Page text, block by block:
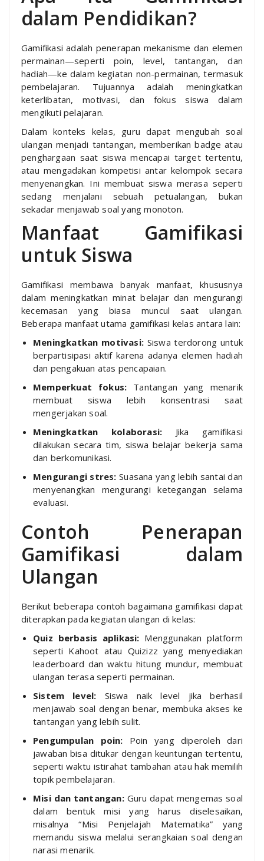
dalam Pendidikan?
Gamifikasi adalah penerapan mekanisme dan elemen
permainan—seperti poin, level, tantangan, dan
hadiah—ke dalam kegiatan non-permainan, termasuk
pembelajaran. Tujuannya adalah meningkatkan
keterlibatan, motivasi, dan fokus siswa dalam
mengikuti pelajaran.
Dalam konteks kelas, guru dapat mengubah soal
ulangan menjadi tantangan, memberikan badge atau
penghargaan saat siswa mencapai target tertentu,
atau mengadakan kompetisi antar kelompok secara
menyenangkan. Ini membuat siswa merasa seperti
sedang menjalani sebuah petualangan, bukan
sekadar menjawab soal yang monoton.
Manfaat Gamifikasi
untuk Siswa
Gamifikasi membawa banyak manfaat, khususnya
dalam meningkatkan minat belajar dan mengurangi
kecemasan yang biasa muncul saat ulangan.
Beberapa manfaat utama gamifikasi kelas antara lain:
Meningkatkan motivasi:Siswa terdorong untuk
berpartisipasi aktif karena adanya elemen hadiah
dan pengakuan atas pencapaian.
Memperkuat fokus: Tantangan yang menarik
membuat siswa lebih konsentrasi saat
mengerjakan soal.
Meningkatkan kolaborasi: Jika gamifikasi
dilakukan secara tim, siswa belajar bekerja sama
dan berkomunikasi.
Mengurangi stres: Suasana yang lebih santai dan
menyenangkan mengurangi ketegangan selama
evaluasi.
Contoh Penerapan
Gamifikasi dalam
Ulangan
Berikut beberapa contoh bagaimana gamifikasi dapat
diterapkan pada kegiatan ulangan di kelas:
Quiz berbasis aplikasi: Menggunakan platform
seperti Kahoot atau Quizizz yang menyediakan
leaderboard dan waktu hitung mundur, membuat
ulangan terasa seperti permainan.
Sistem level: Siswa naik level jika berhasil
menjawab soal dengan benar, membuka akses ke
tantangan yang lebih sulit.
Pengumpulan poin: Poin yang diperoleh dari
jawaban bisa ditukar dengan keuntungan tertentu,
seperti waktu istirahat tambahan atau hak memilih
topik pembelajaran.
Misi dan tantangan:Guru dapat mengemas soal
dalam bentuk misi yang harus diselesaikan,
misalnya “Misi Penjelajah Matematika” yang
memandu siswa melalui serangkaian soal dengan
narasi menarik.